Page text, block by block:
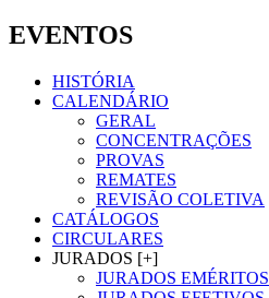
EVENTOS
HISTÓRIA
CALENDÁRIO
GERAL
CONCENTRAÇÕES
PROVAS
REMATES
REVISÃO COLETIVA
CATÁLOGOS
CIRCULARES
JURADOS [+]
JURADOS EMÉRITOS